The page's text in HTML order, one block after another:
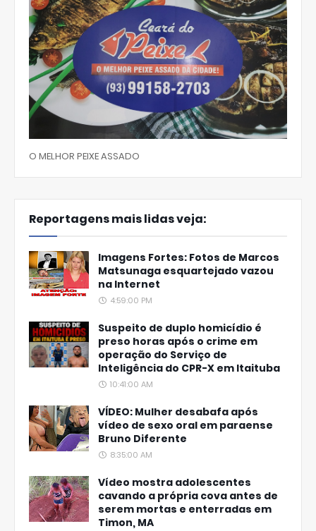
O MELHOR PEIXE ASSADO
Reportagens mais lidas veja:
Imagens Fortes: Fotos de Marcos
Matsunaga esquartejado vazou
na Internet
4:59:00 PM
Suspeito de duplo homicídio é
preso horas após o crime em
operação do Serviço de
Inteligência do CPR-X em Itaituba
10:41:00 AM
VÍDEO: Mulher desabafa após
vídeo de sexo oral em paraense
Bruno Diferente
8:35:00 AM
Vídeo mostra adolescentes
cavando a própria cova antes de
serem mortas e enterradas em
Timon, MA